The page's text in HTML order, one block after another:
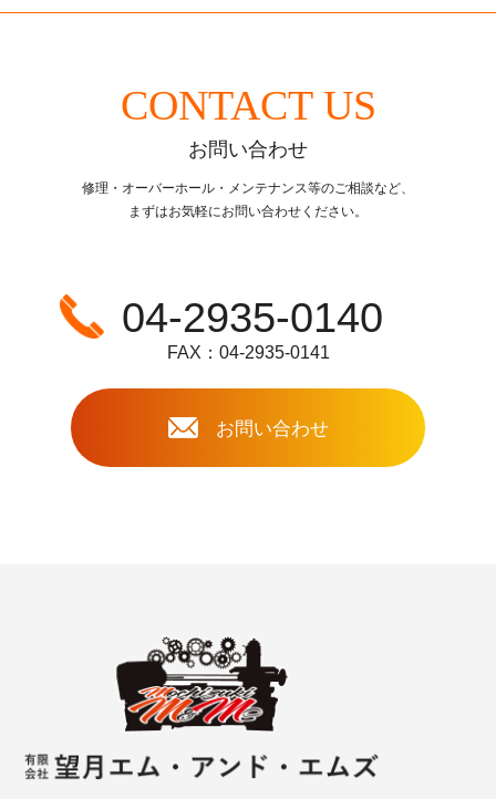
CONTACT US
お問い合わせ
修理・オーバーホール・メンテナンス等のご相談など、
まずはお気軽にお問い合わせください。
04-2935-0140
FAX：04-2935-0141
お問い合わせ